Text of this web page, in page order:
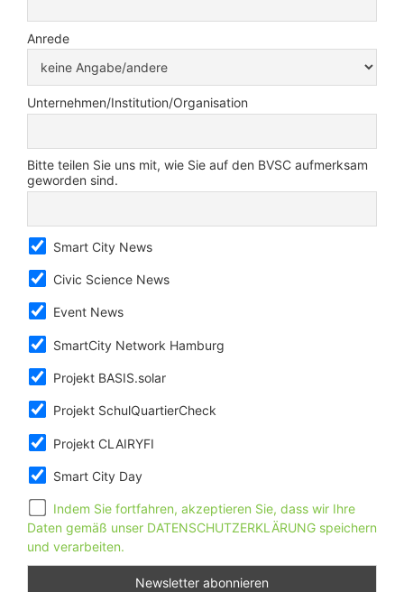
Anrede
Unternehmen/Institution/Organisation
Bitte teilen Sie uns mit, wie Sie auf den BVSC aufmerksam
geworden sind.
Smart City News
Civic Science News
Event News
SmartCity Network Hamburg
Projekt BASIS.solar
Projekt SchulQuartierCheck
Projekt CLAIRYFI
Smart City Day
Indem Sie fortfahren, akzeptieren Sie, dass wir Ihre
Daten gemäß unser DATENSCHUTZERKLÄRUNG speichern
und verarbeiten.